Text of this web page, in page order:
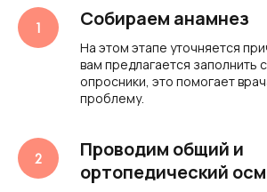
Собираем анамнез
На этом этапе уточняется
вам предлагается заполнить
опросники, это помогает
проблему.
Проводим общий и
ортопедический